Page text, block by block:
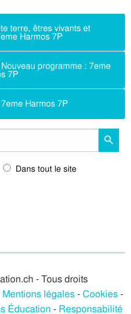
terre, êtres vivants et
Harmos 7P
programme : 7eme
7P
Harmos 7P
Dans tout le site
- Tous droits
Mentions légales-Cookies-
Éducation - Responsabilité